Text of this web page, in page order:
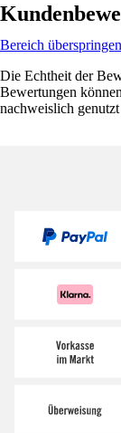
Bereich überspringen
Die Echtheit der
Bewertungen
nachweislich